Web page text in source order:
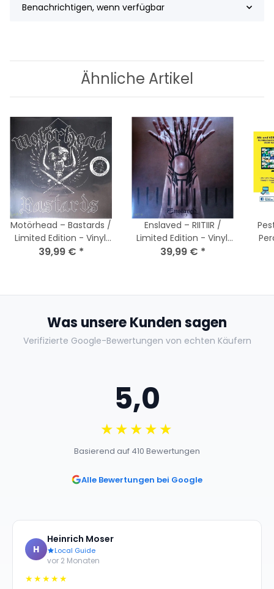
Benachrichtigen, wenn verfügbar
Ähnliche Artikel
Motörhead – Bastards /
Limited Edition - Vinyl,
LP - NM (Near Mint) wie
39,99 € *
Enslaved – RIITIIR /
Limited Edition - Vinyl,
LP - NM (Near Mint) wie
39,99 € *
Was unsere Kunden sagen
Verifizierte Google-Bewertungen von echten Käufern
5,0
★★★★★
Basierend auf 410 Bewertungen
Alle Bewertungen bei Google
H
Heinrich Moser
Local Guide
vor 2 Monaten
★★★★★